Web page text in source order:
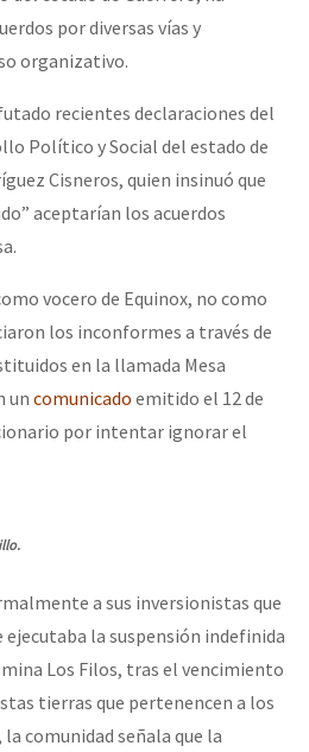
por diversas vías y
organizativo.
recientes declaraciones del
Político y Social del estado de
Cisneros, quien insinuó que
aceptarían los acuerdos
vocero de Equinox, no como
los inconformes a través de
en la llamada Mesa
un comunicado emitido el 12 de
por intentar ignorar el
a sus inversionistas que
ejecutaba la suspensión indefinida
mina Los Filos, tras el vencimiento
tierras que pertenencen a los
comunidad señala que la